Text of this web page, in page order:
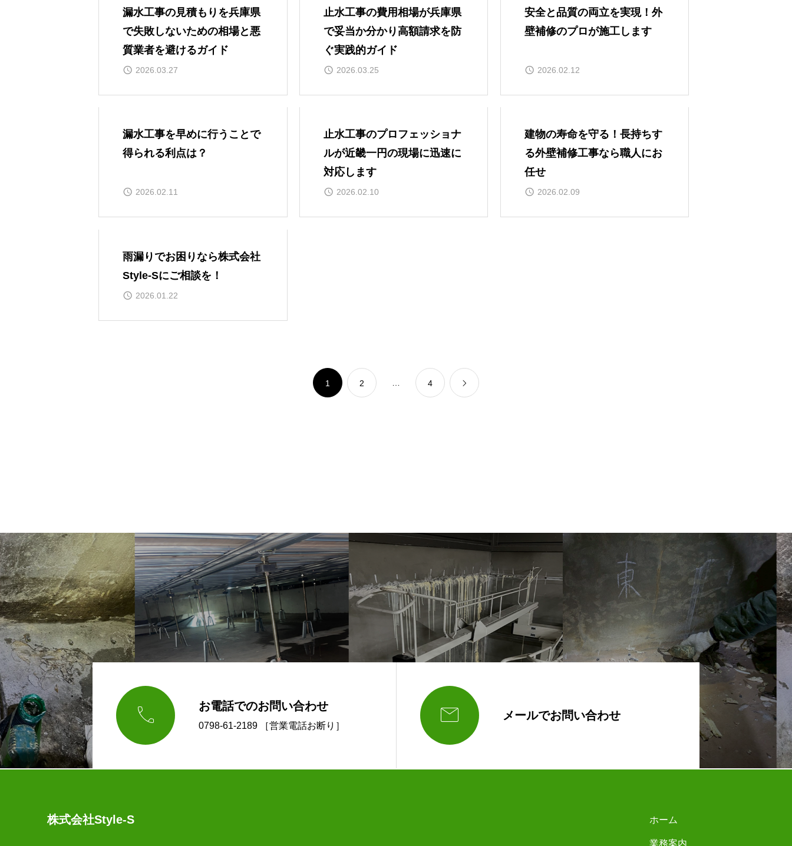
漏水工事の見積もりを兵庫県
で失敗しないための相場と悪
質業者を避けるガイド
2026.03.27
止水工事の費用相場が兵庫県
で妥当か分かり高額請求を防
ぐ実践的ガイド
2026.03.25
安全と品質の両立を実現！外
壁補修のプロが施工します
2026.02.12
漏水工事を早めに行うことで
得られる利点は？
2026.02.11
止水工事のプロフェッショナ
ルが近畿一円の現場に迅速に
対応します
2026.02.10
建物の寿命を守る！長持ちす
る外壁補修工事なら職人にお
任せ
2026.02.09
雨漏りでお困りなら株式会社
Style-Sにご相談を！
2026.01.22
1 2 … 4
 お電話でのお問い合わせ
0798-61-2189 ［営業電話お断り］  メールでお問い合わせ
株式会社Style-S ホーム
業務案内